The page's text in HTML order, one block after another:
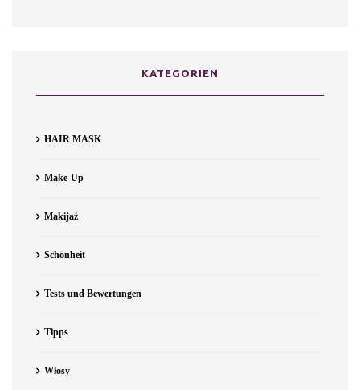
KATEGORIEN
HAIR MASK
Make-Up
Makijaż
Schönheit
Tests und Bewertungen
Tipps
Włosy